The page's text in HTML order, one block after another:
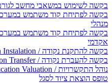
בקשה לשימוש במשאבי מחשב לגורם
מנהלי
אקדמי
בקשה להתקנת נקודה / Network Communication Instalation
בקשה להעברת נקודה / Network Communication Transfer
נוהל התקשרויות / Higher Education Valuation
טופס הוצאת ציוד לסגל